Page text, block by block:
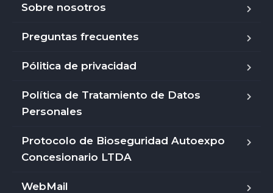
Sobre nosotros
Preguntas frecuentes
Pólitica de privacidad
Política de Tratamiento de Datos
Personales
Protocolo de Bioseguridad Autoexpo
Concesionario LTDA
WebMail